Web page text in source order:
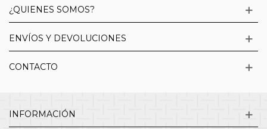
¿QUIENES SOMOS?
ENVÍOS Y DEVOLUCIONES
CONTACTO
INFORMACIÓN